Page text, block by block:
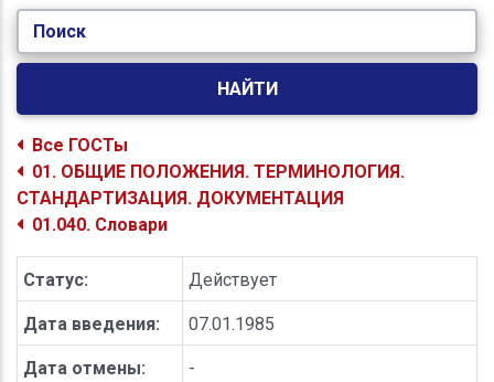
Поиск
НАЙТИ
Все ГОСТы
01. ОБЩИЕ ПОЛОЖЕНИЯ. ТЕРМИНОЛОГИЯ.
СТАНДАРТИЗАЦИЯ. ДОКУМЕНТАЦИЯ
01.040. Словари
Статус: Действует
Дата введения: 07.01.1985
Дата отмены: -